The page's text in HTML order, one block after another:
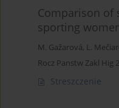
Comparison of
sporting
M. Gažarová, L.
Rocz Panstw Zakl Hig
Streszczenie